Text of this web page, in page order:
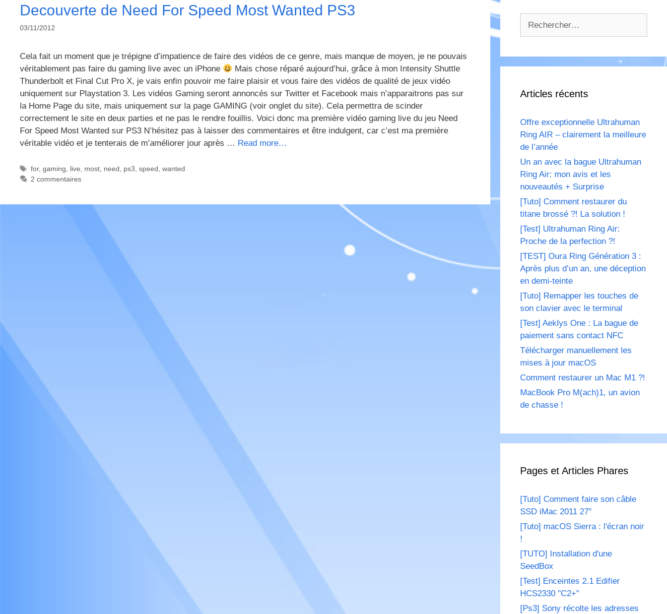
Decouverte de Need For Speed Most Wanted PS3
03/11/2012
Cela fait un moment que je trépigne d’impatience de faire des vidéos de ce genre, mais manque de moyen, je ne pouvais
véritablement pas faire du gaming live avec un iPhone
Mais chose réparé aujourd’hui, grâce à mon Intensity Shuttle
Thunderbolt et Final Cut Pro X, je vais enfin pouvoir me faire plaisir et vous faire des vidéos de qualité de jeux vidéo
uniquement sur Playstation 3. Les vidéos Gaming seront annoncés sur Twitter et Facebook mais n’apparaitrons pas sur
la Home Page du site, mais uniquement sur la page GAMING (voir onglet du site). Cela permettra de scinder
correctement le site en deux parties et ne pas le rendre fouillis. Voici donc ma première vidéo gaming live du jeu Need
For Speed Most Wanted sur PS3 N’hésitez pas à laisser des commentaires et être indulgent, car c’est ma première
véritable vidéo et je tenterais de m’améliorer jour après … Read more…
Étiquettes
for, gaming, live, most, need, ps3, speed, wanted
2 commentaires
Articles récents
Offre exceptionnelle Ultrahuman
Ring AIR – clairement la meilleure
de l’année
Un an avec la bague Ultrahuman
Ring Air: mon avis et les
nouveautés + Surprise
[Tuto] Comment restaurer du
titane brossé ?! La solution !
[Test] Ultrahuman Ring Air:
Proche de la perfection ?!
[TEST] Oura Ring Génération 3 :
Après plus d’un an, une déception
en demi-teinte
[Tuto] Remapper les touches de
son clavier avec le terminal
[Test] Aeklys One : La bague de
paiement sans contact NFC
Télécharger manuellement les
mises à jour macOS
Comment restaurer un Mac M1 ?!
MacBook Pro M(ach)1, un avion
de chasse !
Pages et Articles Phares
[Tuto] Comment faire son câble
SSD iMac 2011 27"
[Tuto] macOS Sierra : l'écran noir
!
[TUTO] Installation d'une
SeedBox
[Test] Enceintes 2.1 Edifier
HCS2330 "C2+"
[Ps3] Sony récolte les adresses